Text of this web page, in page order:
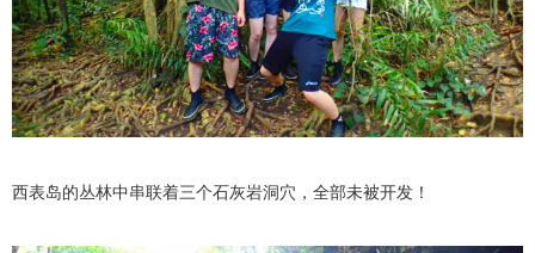
西表岛的丛林中串联着三个石灰岩洞穴，全部未被开发！